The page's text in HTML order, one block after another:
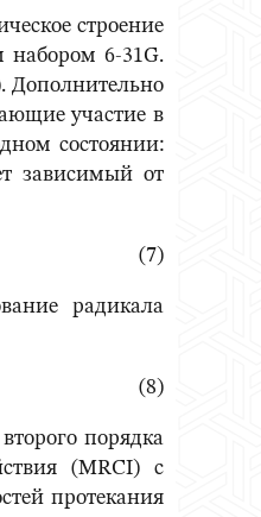
строение
набором 6-31G.
Дополнительно
участие в
состоянии:
зависимый от
(7)
радикала
H. (8)
порядка
(MRCI) с
протекания